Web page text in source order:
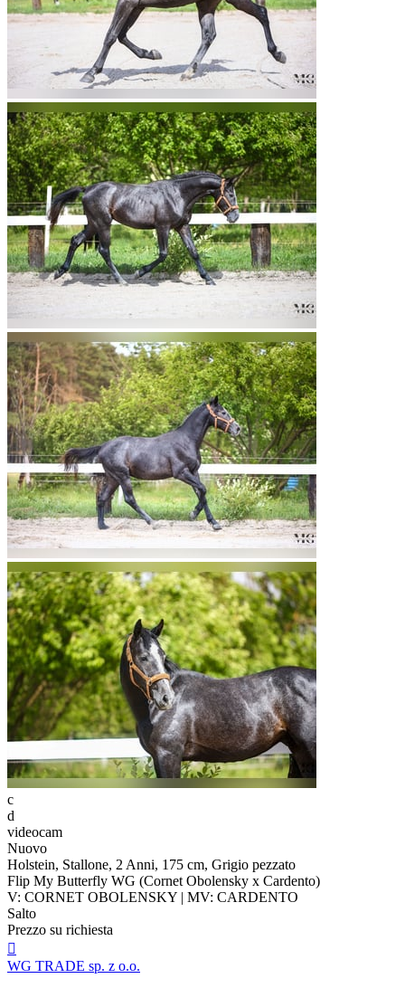
c
d
videocam
Nuovo
Holstein, Stallone, 2 Anni, 175 cm, Grigio pezzato
Flip My Butterfly WG (Cornet Obolensky x Cardento)
V: CORNET OBOLENSKY | MV: CARDENTO
Salto
Prezzo su richiesta

WG TRADE sp. z o.o.